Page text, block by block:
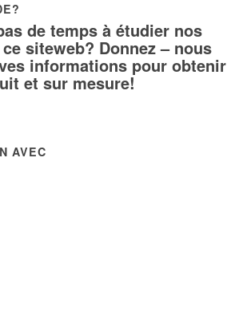
de temps à étudier nos
siteweb? Donnez – nous
informations pour obtenir
et sur mesure!
AVEC